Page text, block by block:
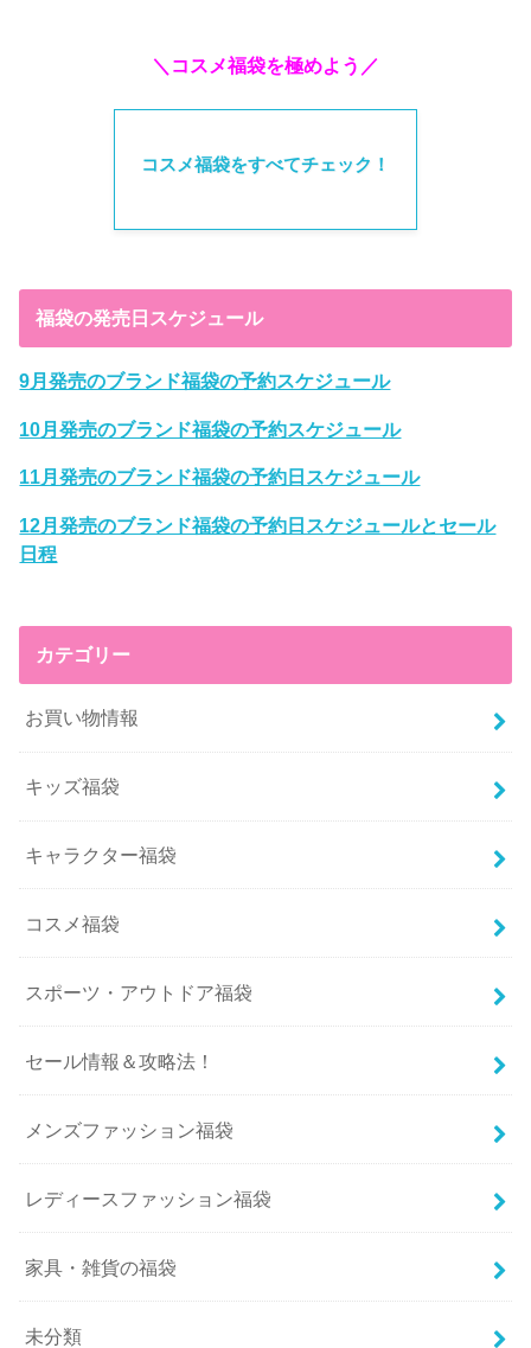
＼コスメ福袋を極めよう／
コスメ福袋をすべてチェック！
福袋の発売日スケジュール
9月発売のブランド福袋の予約スケジュール
10月発売のブランド福袋の予約スケジュール
11月発売のブランド福袋の予約日スケジュール
12月発売のブランド福袋の予約日スケジュールとセール
日程
カテゴリー
お買い物情報
キッズ福袋
キャラクター福袋
コスメ福袋
スポーツ・アウトドア福袋
セール情報＆攻略法！
メンズファッション福袋
レディースファッション福袋
家具・雑貨の福袋
未分類